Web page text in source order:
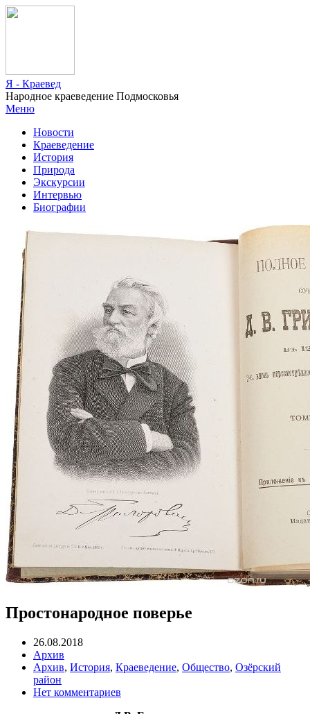
Я - Краевед
Народное краеведение Подмосковья
Меню
Новости
Краеведение
История
Природа
Экскурсии
Интервью
Биографии
Простонародное поверье
26.08.2018
Архив
Архив, История, Краеведение, Общество, Озёрский
район
Нет комментариев